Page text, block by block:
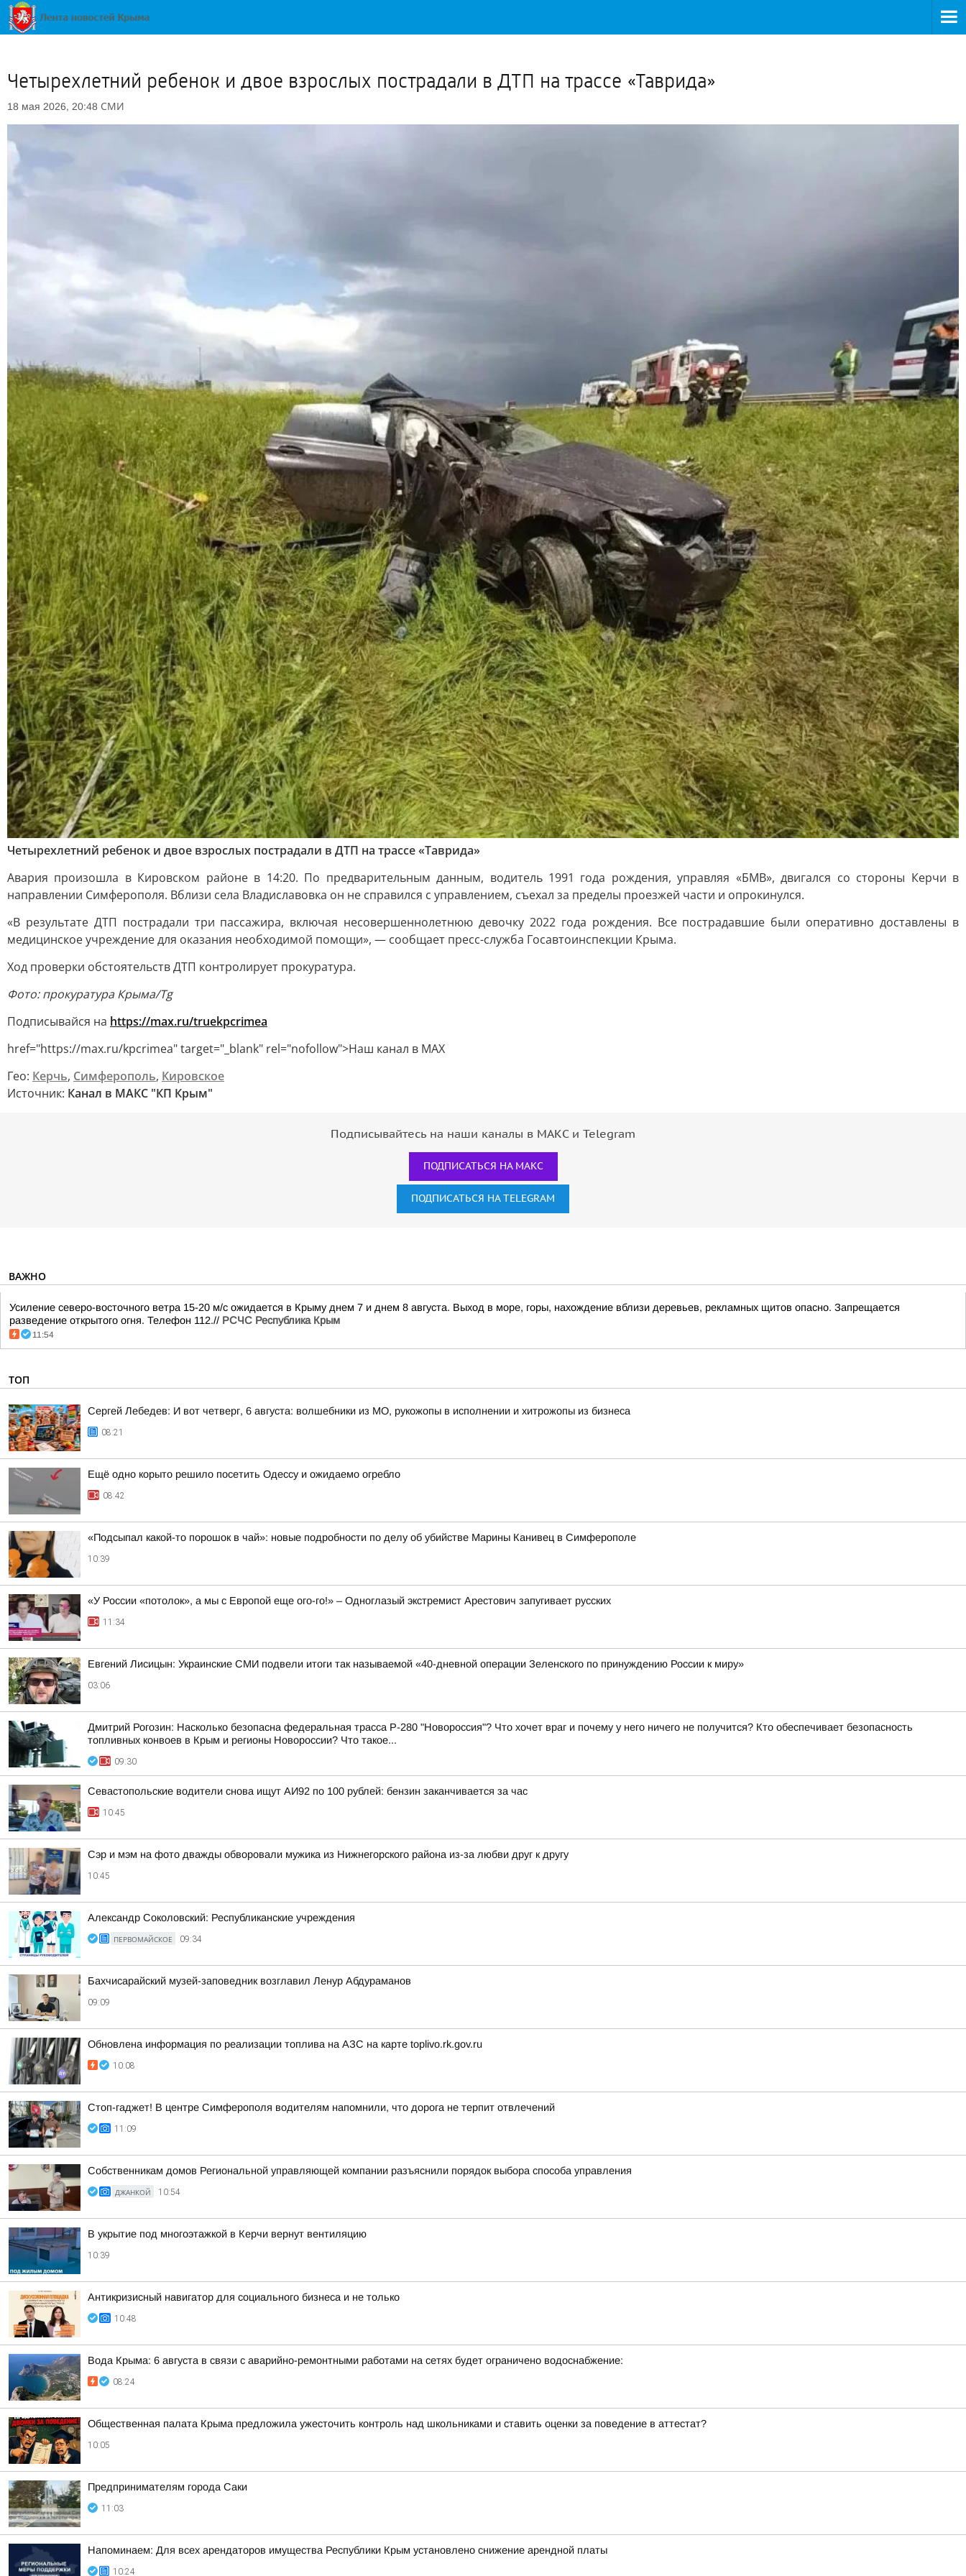
Четырехлетний ребенок и двое взрослых пострадали в ДТП на трассе «Таврида»
18 мая 2026, 20:48 СМИ
Четырехлетний ребенок и двое взрослых пострадали в ДТП на трассе «Таврида»
Авария произошла в Кировском районе в 14:20. По предварительным данным, водитель 1991 года рождения, управляя «БМВ», двигался со стороны Керчи в
направлении Симферополя. Вблизи села Владиславовка он не справился с управлением, съехал за пределы проезжей части и опрокинулся.
«В результате ДТП пострадали три пассажира, включая несовершеннолетнюю девочку 2022 года рождения. Все пострадавшие были оперативно доставлены в
медицинское учреждение для оказания необходимой помощи», — сообщает пресс-служба Госавтоинспекции Крыма.
Ход проверки обстоятельств ДТП контролирует прокуратура.
Фото: прокуратура Крыма/Tg
Подписывайся на https://max.ru/truekpcrimea
href="https://max.ru/kpcrimea" target="_blank" rel="nofollow">Наш канал в MAX
Гео: Керчь, Симферополь, Кировское
Источник: Канал в МАКС "КП Крым"
Подписывайтесь на наши каналы в МАКС и Telegram
ПОДПИСАТЬСЯ НА МАКС
ПОДПИСАТЬСЯ НА TELEGRAM
ВАЖНО
Усиление северо-восточного ветра 15-20 м/с ожидается в Крыму днем 7 и днем 8 августа. Выход в море, горы, нахождение вблизи деревьев, рекламных щитов опасно. Запрещается
разведение открытого огня. Телефон 112.// РСЧС Республика Крым
11:54
ТОП
Сергей Лебедев: И вот четверг, 6 августа: волшебники из МО, рукожопы в исполнении и хитрожопы из бизнеса
08:21
Ещё одно корыто решило посетить Одессу и ожидаемо огребло
08:42
«Подсыпал какой-то порошок в чай»: новые подробности по делу об убийстве Марины Канивец в Симферополе
10:39
«У России «потолок», а мы с Европой еще ого-го!» – Одноглазый экстремист Арестович запугивает русских
11:34
Евгений Лисицын: Украинские СМИ подвели итоги так называемой «40-дневной операции Зеленского по принуждению России к миру»
03:06
Дмитрий Рогозин: Насколько безопасна федеральная трасса Р-280 "Новороссия"? Что хочет враг и почему у него ничего не получится? Кто обеспечивает безопасность
топливных конвоев в Крым и регионы Новороссии? Что такое...
09:30
Севастопольские водители снова ищут АИ92 по 100 рублей: бензин заканчивается за час
10:45
Сэр и мэм на фото дважды обворовали мужика из Нижнегорского района из-за любви друг к другу
10:45
Александр Соколовский: Республиканские учреждения
ПЕРВОМАЙСКОЕ 09:34
Бахчисарайский музей-заповедник возглавил Ленур Абдураманов
09:09
Обновлена информация по реализации топлива на АЗС на карте toplivo.rk.gov.ru
10:08
Стоп-гаджет! В центре Симферополя водителям напомнили, что дорога не терпит отвлечений
11:09
Собственникам домов Региональной управляющей компании разъяснили порядок выбора способа управления
ДЖАНКОЙ 10:54
В укрытие под многоэтажкой в Керчи вернут вентиляцию
10:39
Антикризисный навигатор для социального бизнеса и не только
10:48
Вода Крыма: 6 августа в связи с аварийно-ремонтными работами на сетях будет ограничено водоснабжение:
08:24
Общественная палата Крыма предложила ужесточить контроль над школьниками и ставить оценки за поведение в аттестат?
10:05
Предпринимателям города Саки
11:03
Напоминаем: Для всех арендаторов имущества Республики Крым установлено снижение арендной платы
10:24